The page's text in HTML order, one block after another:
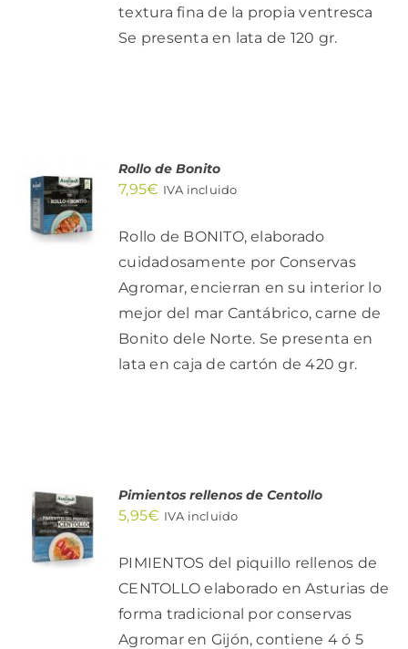
textura fina de la propia ventresca
Se presenta en lata de 120 gr.
AL
CARRITO
/
DETALLES
Rollo de Bonito
7,95€ IVA incluido
Rollo de BONITO, elaborado
cuidadosamente por Conservas
Agromar, encierran en su interior lo
mejor del mar Cantábrico, carne de
Bonito dele Norte. Se presenta en
lata en caja de cartón de 420 gr.
AÑADIR
AL
CARRITO
/
DETALLES
Pimientos rellenos de Centollo
5,95€ IVA incluido
PIMIENTOS del piquillo rellenos de
CENTOLLO elaborado en Asturias de
forma tradicional por conservas
Agromar en Gijón, contiene 4 ó 5